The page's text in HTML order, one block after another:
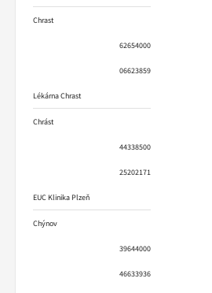
Chrast
62654000
06623859
Lékárna Chrast
Chrást
44338500
25202171
EUC Klinika Plzeň
Chýnov
39644000
46633936